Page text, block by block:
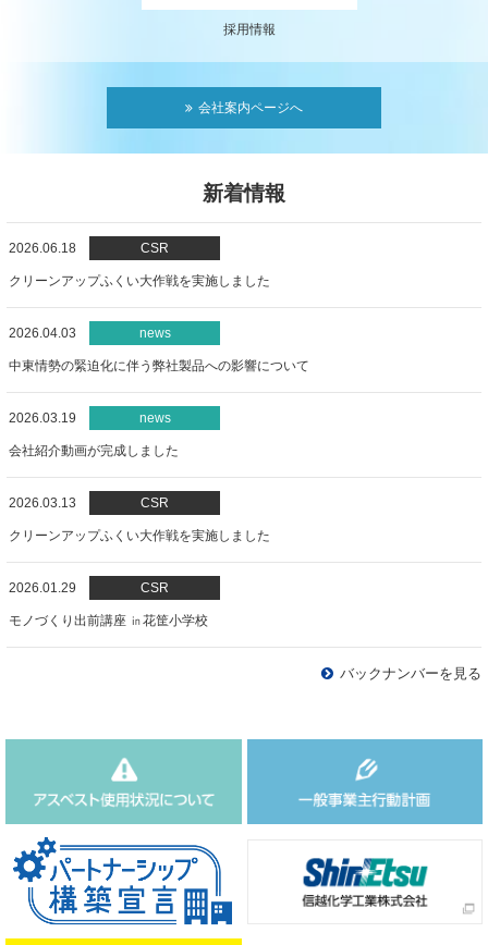
採用情報
会社案内ページへ
新着情報
2026.06.18 CSR
クリーンアップふくい大作戦を実施しました
2026.04.03 news
中東情勢の緊迫化に伴う弊社製品への影響について
2026.03.19 news
会社紹介動画が完成しました
2026.03.13 CSR
クリーンアップふくい大作戦を実施しました
2026.01.29 CSR
モノづくり出前講座 ㏌花筐小学校
バックナンバーを見る